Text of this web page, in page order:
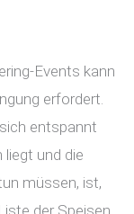
Events kann
erfordert.
entspannt
liegt und die
müssen, ist,